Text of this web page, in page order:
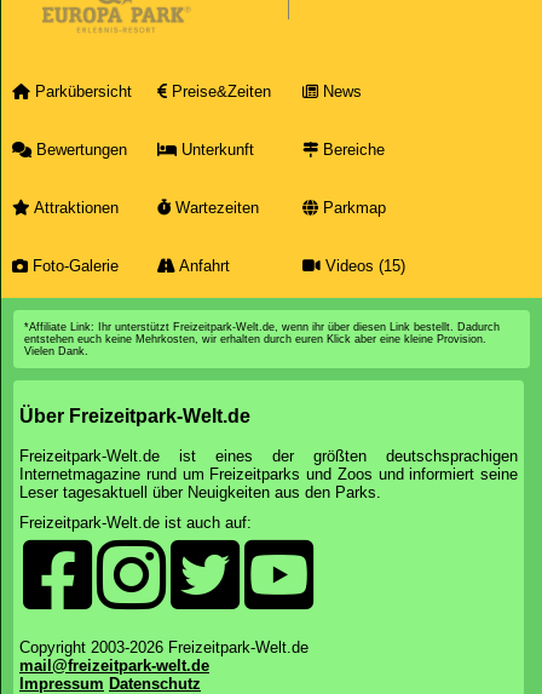
Parkübersicht Preise&Zeiten News
Bewertungen Unterkunft Bereiche
Attraktionen Wartezeiten Parkmap
Foto-Galerie Anfahrt Videos (15)
*Affiliate Link: Ihr unterstützt Freizeitpark-Welt.de, wenn ihr über diesen Link bestellt. Dadurch
entstehen euch keine Mehrkosten, wir erhalten durch euren Klick aber eine kleine Provision.
Vielen Dank.
Über Freizeitpark-Welt.de
Freizeitpark-Welt.de ist eines der größten deutschsprachigen
Internetmagazine rund um Freizeitparks und Zoos und informiert seine
Leser tagesaktuell über Neuigkeiten aus den Parks.
Freizeitpark-Welt.de ist auch auf:
Copyright 2003-2026 Freizeitpark-Welt.de
mail@freizeitpark-welt.de
Impressum Datenschutz